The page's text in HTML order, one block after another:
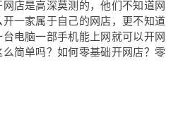
店是高深莫测的，他们不知道网
开一家属于自己的网店，更不知道
电脑一部手机能上网就可以开网
简单吗？如何零基础开网店？零